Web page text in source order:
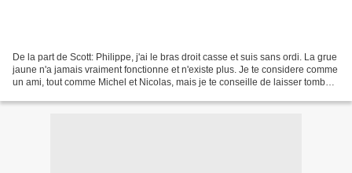
De la part de Scott: Philippe, j'ai le bras droit casse et suis sans ordi. La grue
jaune n'a jamais vraiment fonctionne et n'existe plus. Je te considere comme
un ami, tout comme Michel et Nicolas, mais je te conseille de laisser tomber.